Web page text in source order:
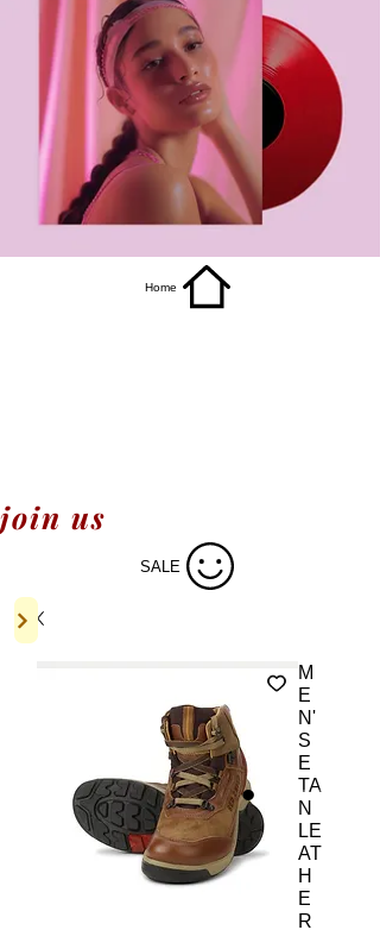
Home
join us
SALE
M
E
N'
S
E
TA
N
LE
AT
H
E
R